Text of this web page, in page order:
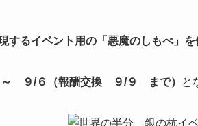
するイベント用の「悪魔のしもべ」を
９/６（報酬交換 ９/９ まで） と